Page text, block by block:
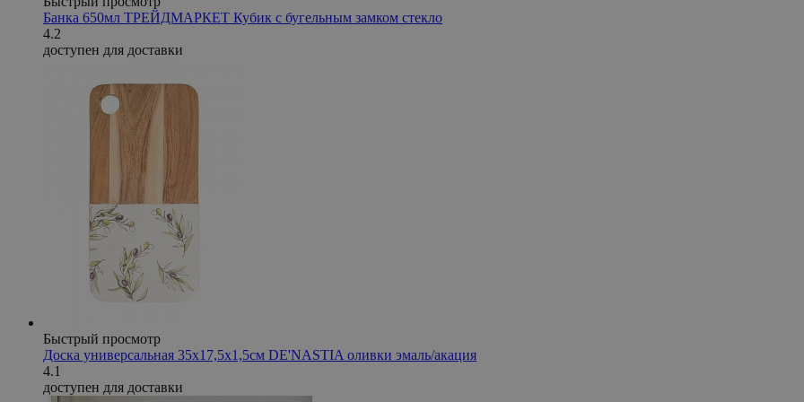
Банка 650мл ТРЕЙДМАРКЕТ Кубик с бугельным замком стекло
4.2
доступен для доставки
Быстрый просмотр
Доска универсальная 35x17,5x1,5см DE'NASTIA оливки эмаль/акация
4.1
доступен для доставки